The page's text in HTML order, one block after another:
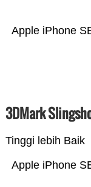
Apple iPhone
3DMark
Tinggi lebih Baik
Apple iPhone